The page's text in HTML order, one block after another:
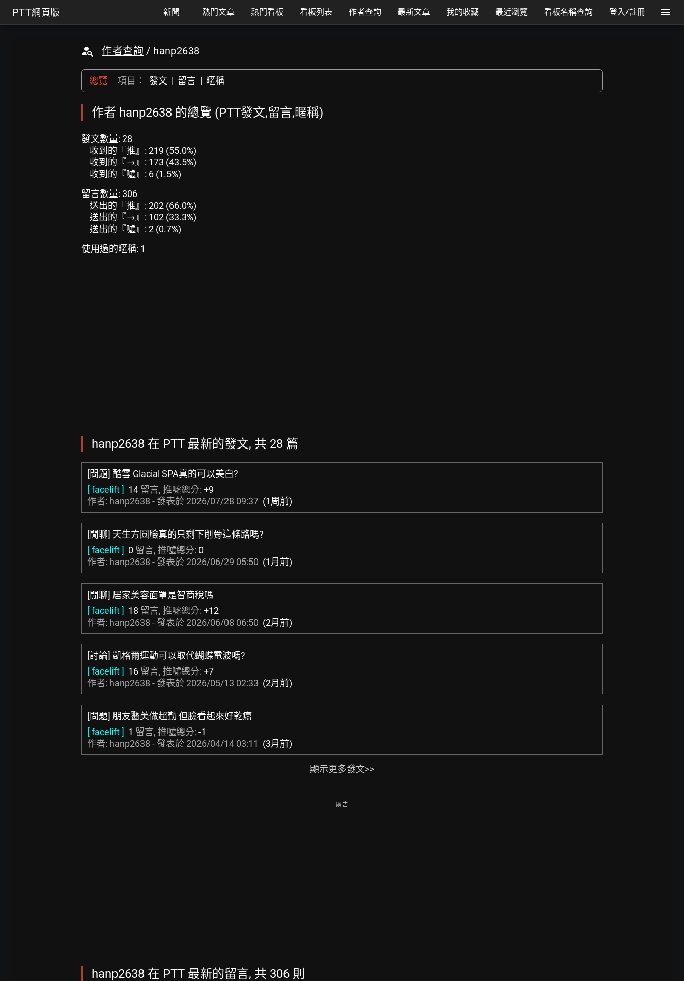
PTT網頁版 新聞 熱門文章 熱門看板 看板列表 作者查詢 最新文章 我的收藏 最近瀏覽 看板名稱查詢 登入/註冊
作者查詢 / hanp2638
總覽 項目： 發文 | 留言 | 暱稱
作者 hanp2638 的總覽 (PTT發文,留言,暱稱)
發文數量: 28
收到的『推』: 219 (55.0%)
收到的『→』: 173 (43.5%)
收到的『噓』: 6 (1.5%)
留言數量: 306
送出的『推』: 202 (66.0%)
送出的『→』: 102 (33.3%)
送出的『噓』: 2 (0.7%)
使用過的暱稱: 1
hanp2638 在 PTT 最新的發文, 共 28 篇
[問題] 酷雪 Glacial SPA真的可以美白?
[ facelift ] 14 留言, 推噓總分: +9
作者: hanp2638 - 發表於 2026/07/28 09:37 (1周前)
[閒聊] 天生方圓臉真的只剩下削骨這條路嗎?
[ facelift ] 0 留言, 推噓總分: 0
作者: hanp2638 - 發表於 2026/06/29 05:50 (1月前)
[閒聊] 居家美容面罩是智商稅嗎
[ facelift ] 18 留言, 推噓總分: +12
作者: hanp2638 - 發表於 2026/06/08 06:50 (2月前)
[討論] 凱格爾運動可以取代蝴蝶電波嗎?
[ facelift ] 16 留言, 推噓總分: +7
作者: hanp2638 - 發表於 2026/05/13 02:33 (2月前)
[問題] 朋友醫美做超勤 但臉看起來好乾癟
[ facelift ] 1 留言, 推噓總分: -1
作者: hanp2638 - 發表於 2026/04/14 03:11 (3月前)
顯示更多發文>>
廣告
hanp2638 在 PTT 最新的留言, 共 306 則